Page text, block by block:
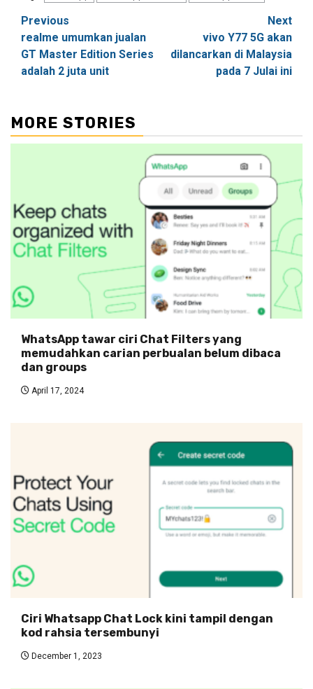
Post
navigation
Previous
realme umumkan jualan
GT Master Edition Series
adalah 2 juta unit
Next
vivo Y77 5G akan
dilancarkan di Malaysia
pada 7 Julai ini
MORE STORIES
WhatsApp tawar ciri Chat Filters yang
memudahkan carian perbualan belum dibaca
dan groups
April 17, 2024
Ciri Whatsapp Chat Lock kini tampil dengan
kod rahsia tersembunyi
December 1, 2023